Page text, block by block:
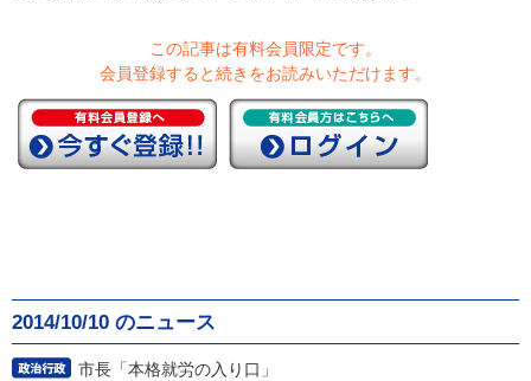
この記事は有料会員限定です。
会員登録すると続きをお読みいただけます。
2014/10/10 のニュース
市長「本格就労の入り口」